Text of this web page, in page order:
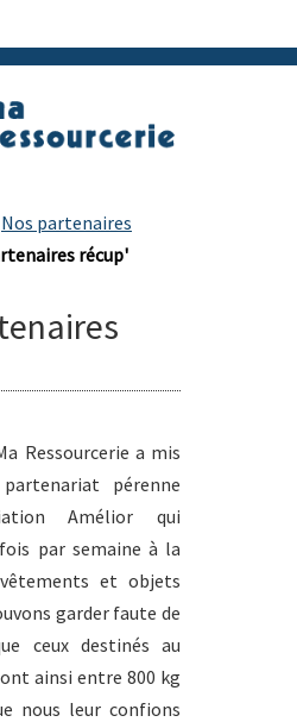
Nos partenaires
récup'
Ressourcerie a mis
pérenne
Amélior qui
par semaine à la
et objets
garder faute de
ceux destinés au
ainsi entre 800 kg
nous leur confions